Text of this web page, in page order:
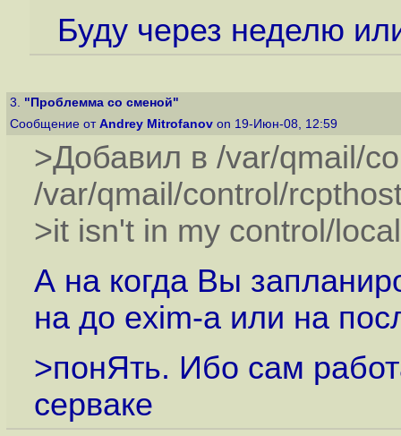
Буду через неделю
3. "Проблемма со сменой"
Сообщение от Andrey Mitrofanov on 19-Июн-08, 12:59
>Добавил в /var/qmail/
/var/qmail/control/
>it isn't in my control/
А на когда Вы
на до exim-а или на
>понЯть. Ибо сам
серваке